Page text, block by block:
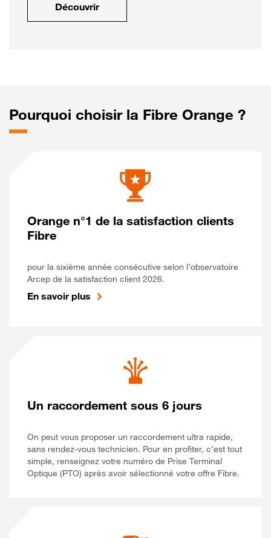
Découvrir
Pourquoi choisir la Fibre Orange ?
Orange n°1 de la satisfaction clients
Fibre
pour la sixième année consécutive selon l’observatoire
Arcep de la satisfaction client 2026.
En savoir plus
Un raccordement sous 6 jours
On peut vous proposer un raccordement ultra rapide,
sans rendez-vous technicien. Pour en profiter, c’est tout
simple, renseignez votre numéro de Prise Terminal
Optique (PTO) après avoir sélectionné votre offre Fibre.